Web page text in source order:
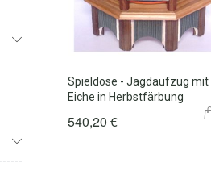
Spieldose - Jagdaufzug mit
Eiche in Herbstfärbung
540,20 €